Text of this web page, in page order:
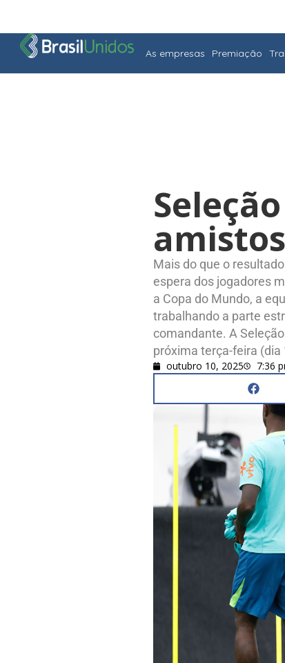
As empresas Premiação
Mais do que o
espera dos jogadores
a Copa do Mundo, a
trabalhando a parte
comandante. A
próxima terça-feira (dia
outubro 10, 2025 7:36